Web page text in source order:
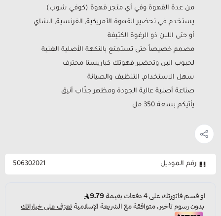
من عدة القهوة وفي أي متجر قهوة (كوفي شوب)
يستخدم في تحضير القهوة الأمريكية, الفرنسية, الشاي
أو حتى اللبن ذو الرغوة الكثيفة
مصمم خصيصاً حتى تستمتع بالنكهة الأصلية الغنية
لحبوب البن وتحضير قهوتك كباريستا محترف
سهل الاستخدام, التنظيف والصيانة
صناعة أصلية عالية الجودة ومظهر جذّاب أنيق
يأتيكم بسعة 350 مل
رقم الموديل 506302021